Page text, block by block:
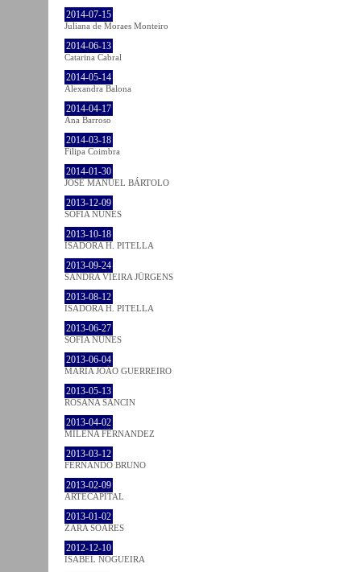
2014-07-15
Juliana de Moraes Monteiro
2014-06-13
Catarina Cabral
2014-05-14
Alexandra Balona
2014-04-17
Ana Barroso
2014-03-18
Filipa Coimbra
2014-01-30
JOSÉ MANUEL BÁRTOLO
2013-12-09
SOFIA NUNES
2013-10-18
ISADORA H. PITELLA
2013-09-24
SANDRA VIEIRA JÜRGENS
2013-08-12
ISADORA H. PITELLA
2013-06-27
SOFIA NUNES
2013-06-04
MARIA JOÃO GUERREIRO
2013-05-13
ROSANA SANCIN
2013-04-02
MILENA FÉRNANDEZ
2013-03-12
FERNANDO BRUNO
2013-02-09
ARTECAPITAL
2013-01-02
ZARA SOARES
2012-12-10
ISABEL NOGUEIRA